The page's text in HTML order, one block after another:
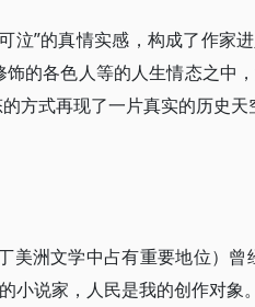
泣”的真情实感，构成了作家
的各色人等的人生情态之中
方式再现了一片真实的历史天
美洲文学中占有重要地位）曾
小说家，人民是我的创作对象